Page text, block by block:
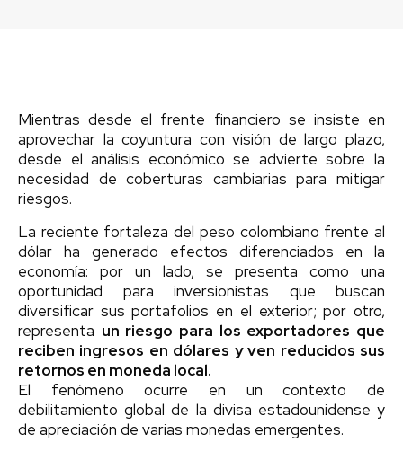
Mientras desde el frente financiero se insiste en
aprovechar la coyuntura con visión de largo plazo,
desde el análisis económico se advierte sobre la
necesidad de coberturas cambiarias para mitigar
riesgos.
La reciente fortaleza del peso colombiano frente al
dólar ha generado efectos diferenciados en la
economía: por un lado, se presenta como una
oportunidad para inversionistas que buscan
diversificar sus portafolios en el exterior; por otro,
representa un riesgo para los exportadores que
reciben ingresos en dólares y ven reducidos sus
retornos en moneda local.
El fenómeno ocurre en un contexto de
debilitamiento global de la divisa estadounidense y
de apreciación de varias monedas emergentes.